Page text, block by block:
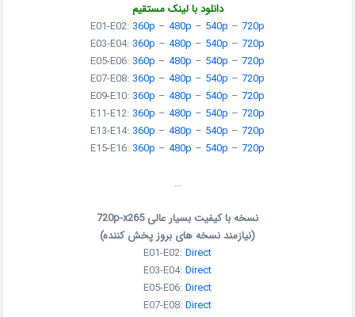
دانلود با لینک مستقیم
E01-E02: 360p – 480p – 540p – 720p
E03-E04: 360p – 480p – 540p – 720p
E05-E06: 360p – 480p – 540p – 720p
E07-E08: 360p – 480p – 540p – 720p
E09-E10: 360p – 480p – 540p – 720p
E11-E12: 360p – 480p – 540p – 720p
E13-E14: 360p – 480p – 540p – 720p
E15-E16: 360p – 480p – 540p – 720p
…
نسخه با کیفیت بسیار عالی 720p-x265
(نیازمند نسخه های بروز پخش کننده)
E01-E02:Direct
E03-E04:Direct
E05-E06:Direct
E07-E08:Direct